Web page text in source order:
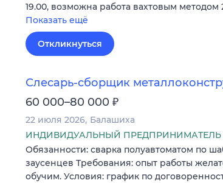
19.00, возможна работа вахтовым методом
Показать ещё
Откликнуться
Слесарь-сборщик
60 000–80 000 ₽
22 июля 2026 Балашиха
ИНДИВИДУАЛЬНЫЙ ПРЕДПРИНИМАТЕЛЬ
Обязанности: сварка полуавтоматом по
заусенцев Требования: опыт работы
обучим. Условия: график по